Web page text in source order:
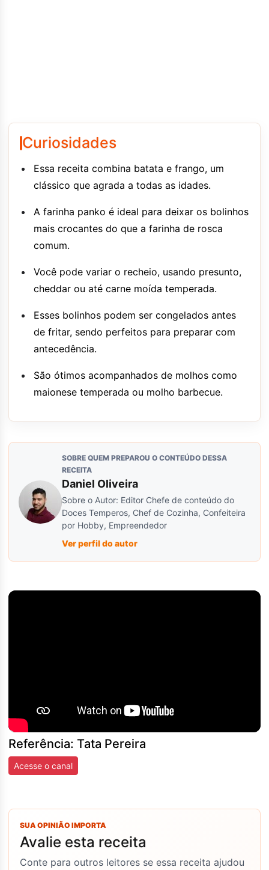
Curiosidades
Essa receita combina batata e frango, um
clássico que agrada a todas as idades.
A farinha panko é ideal para deixar os bolinhos
mais crocantes do que a farinha de rosca
comum.
Você pode variar o recheio, usando presunto,
cheddar ou até carne moída temperada.
Esses bolinhos podem ser congelados antes
de fritar, sendo perfeitos para preparar com
antecedência.
São ótimos acompanhados de molhos como
maionese temperada ou molho barbecue.
SOBRE QUEM PREPAROU O CONTEÚDO DESSA
RECEITA
Daniel Oliveira
Sobre o Autor: Editor Chefe de conteúdo do
Doces Temperos, Chef de Cozinha, Confeiteira
por Hobby, Empreendedor
Ver perfil do autor
Referência: Tata Pereira
Acesse o canal
SUA OPINIÃO IMPORTA
Avalie esta receita
Conte para outros leitores se essa receita ajudou